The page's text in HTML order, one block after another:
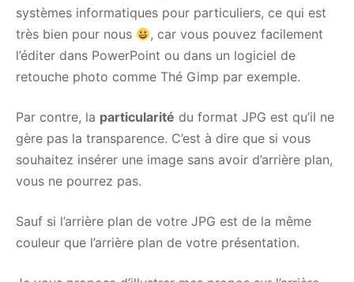
systèmes informatiques pour particuliers, ce qui est
très bien pour nous
, car vous pouvez facilement
l’éditer dans PowerPoint ou dans un logiciel de
retouche photo comme Thé Gimp par exemple.
Par contre, la particularité du format JPG est qu’il ne
gère pas la transparence. C’est à dire que si vous
souhaitez insérer une image sans avoir d’arrière plan,
vous ne pourrez pas.
Sauf si l’arrière plan de votre JPG est de la même
couleur que l’arrière plan de votre présentation.